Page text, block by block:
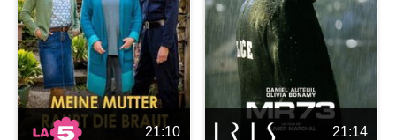
21:10 21:14